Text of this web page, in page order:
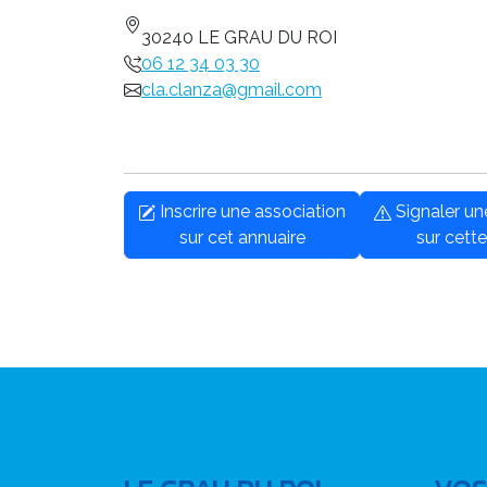
30240 LE GRAU DU ROI
06 12 34 03 30
cla.clanza@gmail.com
Inscrire une association
sur cet annuaire
Signaler
sur